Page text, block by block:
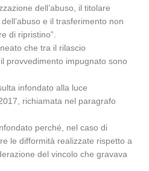
dell’abuso, il titolare
e il trasferimento non
di ripristino”.
che tra il rilascio
provvedimento impugnato sono
infondato alla luce
richiamata nel paragrafo
perché, nel caso di
le difformità realizzate rispetto a
del vincolo che gravava